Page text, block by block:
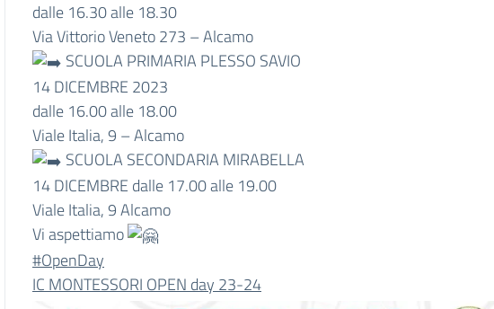
dalle 16.30 alle 18.30
Via Vittorio Veneto 273 – Alcamo
SCUOLA PRIMARIA PLESSO SAVIO
14 DICEMBRE 2023
dalle 16.00 alle 18.00
Viale Italia, 9 – Alcamo
SCUOLA SECONDARIA MIRABELLA
14 DICEMBRE dalle 17.00 alle 19.00
Viale Italia, 9 Alcamo
Vi aspettiamo
#OpenDay
IC MONTESSORI OPEN day 23-24